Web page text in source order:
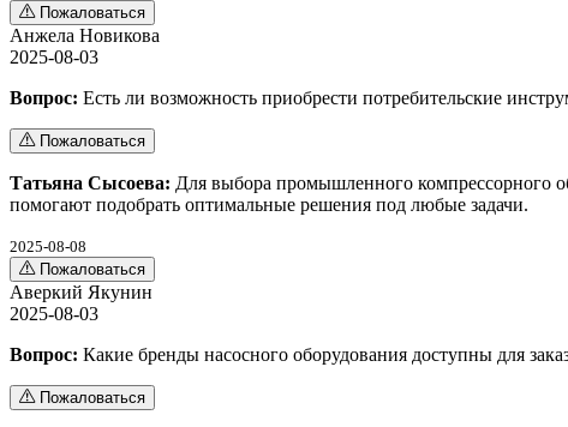
Пожаловаться
Анжела Новикова
2025-08-03
Вопрос: Есть ли возможность приобрести потребительские
Пожаловаться
Татьяна Сысоева: Для выбора промышленного компрессорного
помогают подобрать оптимальные решения под любые задачи.
2025-08-08
Пожаловаться
Аверкий Якунин
2025-08-03
Вопрос: Какие бренды насосного оборудования доступны для
Пожаловаться